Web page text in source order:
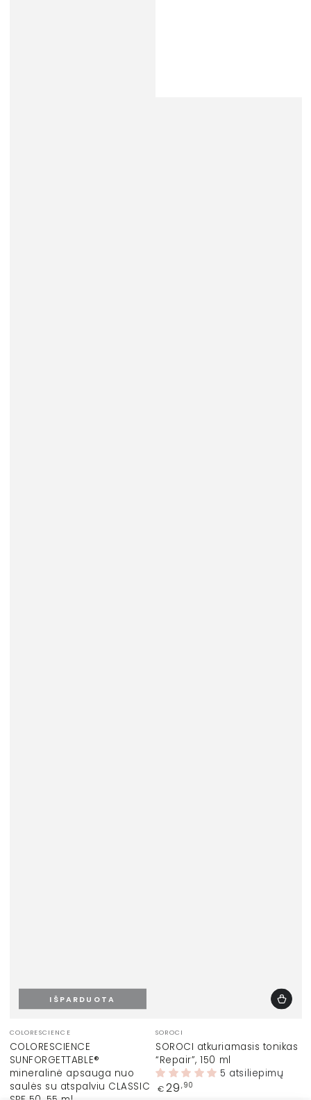
Prekinis
ženklas:
COLORESCIENCE
COLORESCIENCE
SUNFORGETTABLE®
mineralinė apsauga nuo
saulės su atspalviu CLASSIC
IŠPARDUOTA
Prekinis
ženklas:
SOROCI
SOROCI atkuriamasis tonikas
“Repair”, 150 ml
5 atsiliepimų
Įprasta
€ 29 ,90